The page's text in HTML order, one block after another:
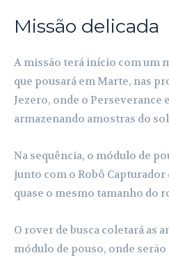
Missão delicada
A missão terá início com um
que pousará em Marte, nas
Jezero, onde o Perseverance
armazenando amostras do
Na sequência, o módulo de
junto com o Robô
quase o mesmo tamanho do
O rover de busca coletará as
módulo de pouso, onde